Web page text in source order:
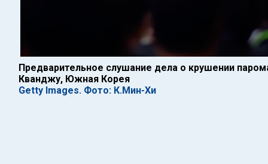
Предварительное слушание дела о крушении
Кванджу, Южная Корея
Getty Images. Фото: К.Мин-Хи